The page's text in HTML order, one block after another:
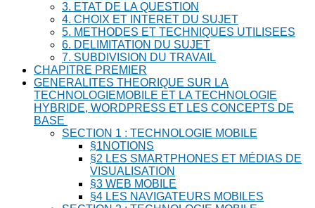
3. ETAT DE LA QUESTION
4. CHOIX ET INTERET DU SUJET
5. METHODES ET TECHNIQUES UTILISEES
6. DELIMITATION DU SUJET
7. SUBDIVISION DU TRAVAIL
CHAPITRE PREMIER
GENERALITES THEORIQUE SUR LA
TECHNOLOGIEMOBILE ET LA TECHNOLOGIE
HYBRIDE, WORDPRESS ET LES CONCEPTS DE
BASE
SECTION 1 : TECHNOLOGIE MOBILE
§1NOTIONS
§2 LES SMARTPHONES ET MÉDIAS DE
VISUALISATION
§3 WEB MOBILE
§4 LES NAVIGATEURS MOBILES